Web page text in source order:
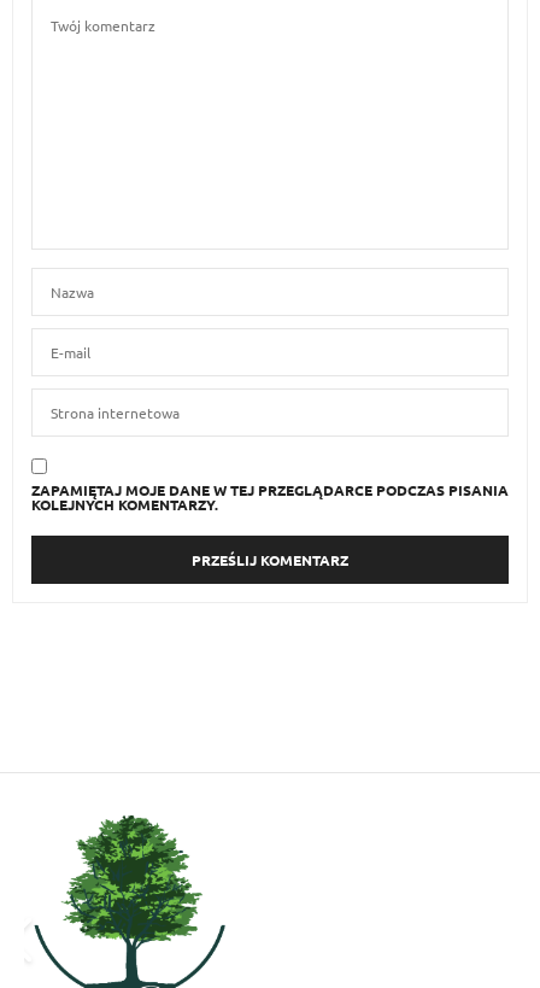
ZAPAMIĘTAJ MOJE DANE W TEJ PRZEGLĄDARCE PODCZAS PISANIA
KOLEJNYCH KOMENTARZY.